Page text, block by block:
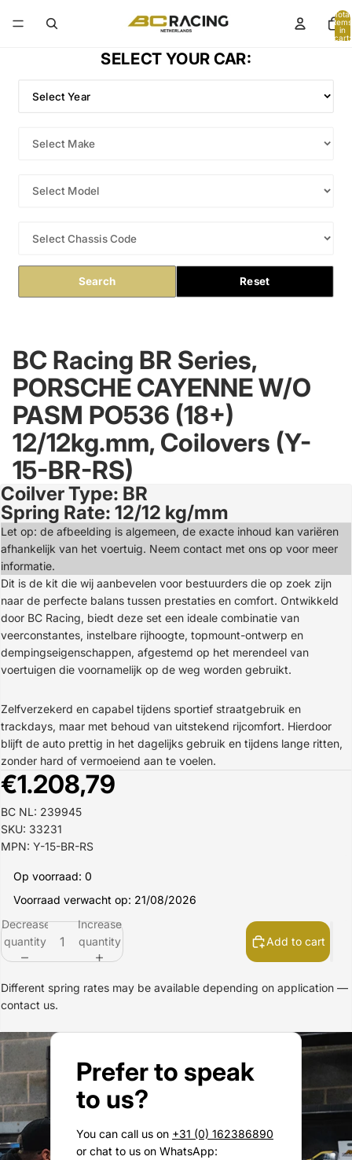
Total
items
in
cart:
SELECT YOUR CAR:
Search Reset
BC Racing BR Series,
PORSCHE CAYENNE W/O
PASM PO536 (18+)
12/12kg.mm, Coilovers (Y-
15-BR-RS)
Open
image
in
full
screen
Coilver Type: BR
Spring Rate: 12/12 kg/mm
Let op: de afbeelding is algemeen, de exacte inhoud kan variëren
afhankelijk van het voertuig. Neem contact met ons op voor meer
informatie.
Dit is de kit die wij aanbevelen voor bestuurders die op zoek zijn
naar de perfecte balans tussen prestaties en comfort. Ontwikkeld
door BC Racing, biedt deze set een ideale combinatie van
veerconstantes, instelbare rijhoogte, topmount-ontwerp en
dempingseigenschappen, afgestemd op het merendeel van
voertuigen die voornamelijk op de weg worden gebruikt.
Zelfverzekerd en capabel tijdens sportief straatgebruik en
trackdays, maar met behoud van uitstekend rijcomfort. Hierdoor
blijft de auto prettig in het dagelijks gebruik en tijdens lange ritten,
zonder hard of vermoeiend aan te voelen.
€1.208,79
BC NL: 239945
SKU: 33231
MPN: Y-15-BR-RS
Op voorraad: 0
Voorraad verwacht op: 21/08/2026
Decrease
quantity
Increase
quantity
Add to cart
Different spring rates may be available depending on application —
contact us.
Prefer to speak
to us?
You can call us on +31 (0) 162386890
or chat to us on WhatsApp: